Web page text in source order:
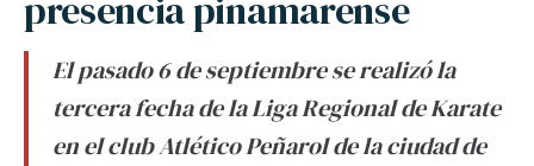
presencia pinamarense
El pasado 6 de septiembre se realizó la
tercera fecha de la Liga Regional de Karate
en el club Atlético Peñarol de la ciudad de